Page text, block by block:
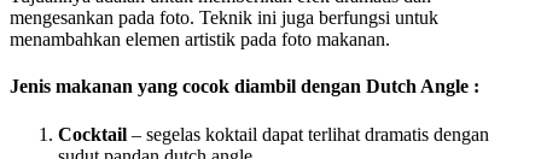
mengesankan pada foto. Teknik ini juga berfungsi untuk
menambahkan elemen artistik pada foto makanan.
Jenis makanan yang cocok diambil dengan Dutch Angle :
Cocktail – segelas koktail dapat terlihat dramatis dengan